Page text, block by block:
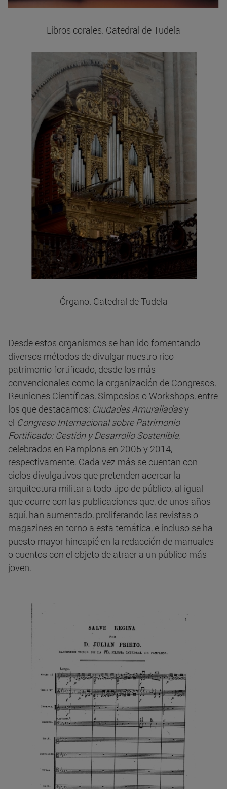
Libros corales. Catedral de Tudela
Órgano. Catedral de Tudela
Desde estos organismos se han ido fomentando
diversos métodos de divulgar nuestro rico
patrimonio fortificado, desde los más
convencionales como la organización de Congresos,
Reuniones Científicas, Simposios o Workshops, entre
los que destacamos: Ciudades Amuralladasy
el Congreso Internacional sobre Patrimonio
Fortificado: Gestión y Desarrollo Sostenible,
celebrados en Pamplona en 2005 y 2014,
respectivamente. Cada vez más se cuentan con
ciclos divulgativos que pretenden acercar la
arquitectura militar a todo tipo de público, al igual
que ocurre con las publicaciones que, de unos años
aquí, han aumentado, proliferando las revistas o
magazines en torno a esta temática, e incluso se ha
puesto mayor hincapié en la redacción de manuales
o cuentos con el objeto de atraer a un público más
joven.